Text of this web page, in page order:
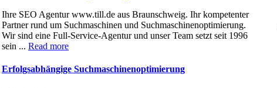
Ihre SEO Agentur www.till.de aus Braunschweig. Ihr kompetenter
Partner rund um Suchmaschinen und Suchmaschinenoptimierung.
Wir sind eine Full-Service-Agentur und unser Team setzt seit 1996
sein ... Read more
Erfolgsabhängige Suchmaschinenoptimierung